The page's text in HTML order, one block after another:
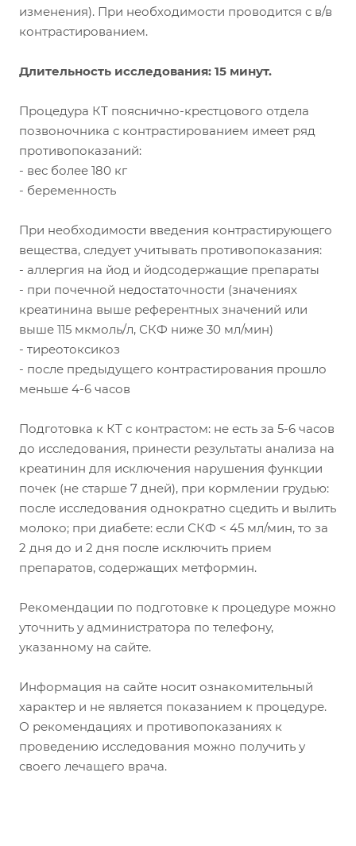
изменения). При необходимости проводится с в/в
контрастированием.
Длительность исследования: 15 минут.
Процедура КТ пояснично-крестцового отдела
позвоночника с контрастированием имеет ряд
противопоказаний:
- вес более 180 кг
- беременность
При необходимости введения контрастирующего
вещества, следует учитывать противопоказания:
- аллергия на йод и йодсодержащие препараты
- при почечной недостаточности (значениях
креатинина выше референтных значений или
выше 115 мкмоль/л, СКФ ниже 30 мл/мин)
- тиреотоксикоз
- после предыдущего контрастирования прошло
меньше 4-6 часов
Подготовка к КТ с контрастом: не есть за 5-6 часов
до исследования, принести результаты анализа на
креатинин для исключения нарушения функции
почек (не старше 7 дней), при кормлении грудью:
после исследования однократно сцедить и вылить
молоко; при диабете: если СКФ < 45 мл/мин, то за
2 дня до и 2 дня после исключить прием
препаратов, содержащих метформин.
Рекомендации по подготовке к процедуре можно
уточнить у администратора по телефону,
указанному на сайте.
Информация на сайте носит ознакомительный
характер и не является показанием к процедуре.
О рекомендациях и противопоказаниях к
проведению исследования можно получить у
своего лечащего врача.